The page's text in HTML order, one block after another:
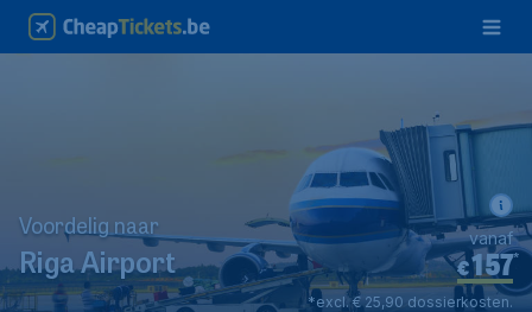
Voordelig naar
Riga Airport €157*
vanaf
*excl. € 25,90 dossierkosten.